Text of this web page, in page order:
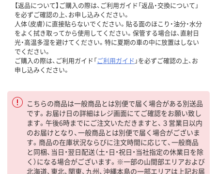
【返品について】ご購入の際は、ご利用ガイド「返品・交換について」
を必ずご確認の上、お申し込みください。
人体（皮膚）に直接貼らないでください。貼る面のほこり・油分・水分
をよく拭き取ってから使用してください。保管する場合は、直射日
光・高温多湿を避けてください。特に夏期の車の中に放置はしない
でください。
ご購入の際は、ご利用ガイド「ご利用ガイド 」を必ずご確認の上、お
申し込みください。
こちらの商品は一般商品とは別便で届く場合がある別送品
です。お届け日の詳細はレジ画面にてご確認をお願い致し
ます。午後6時までにご注文いただきますと、３営業日以内
のお届けとなり、一般商品とは別便で届く場合がございま
す。商品の在庫状況ならびに注文時間に応じて、一般商品
と同梱、当日・翌日配送（土・日・祝日・当社指定の休業日を除
く）になる場合がございます。※一部の山間部エリアおよび
北海道、東北、関東、九州、沖縄本島の一部エリアは上記お届